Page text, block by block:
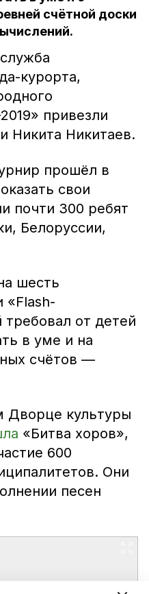
счётной доски
курорта,
привезли
Никита Никитаев.
прошёл в
свои
почти 300 ребят
Белоруссии,
шесть
«Flash-
от детей
в уме и на
счётов —
Дворце культуры
«Битва хоров»,
600
Они
песен